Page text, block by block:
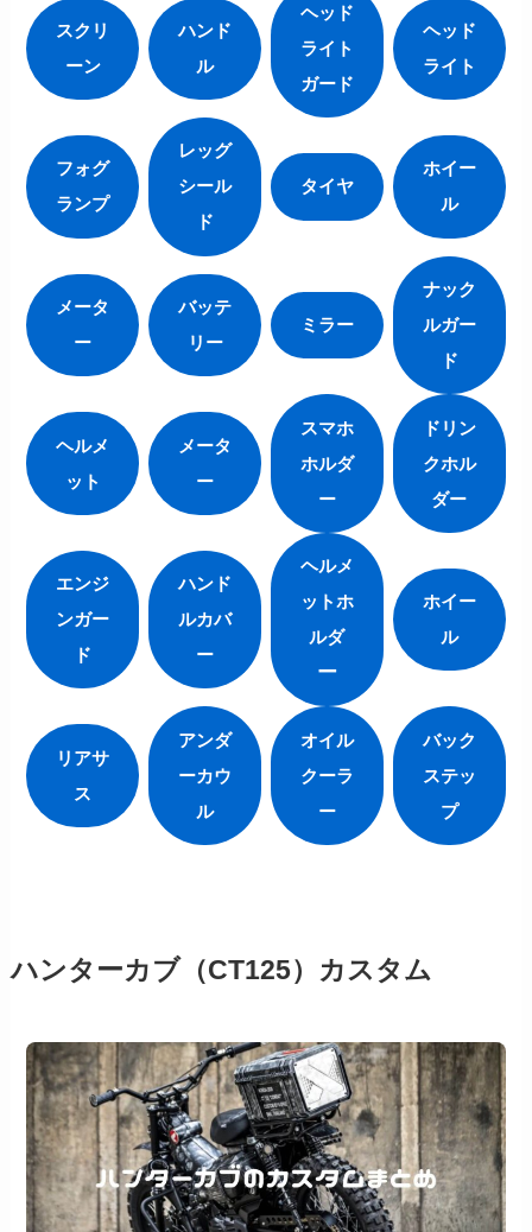
スクリ
ーン
ハンド
ル
ヘッド
ライト
ガード
ヘッド
ライト
フォグ
ランプ
レッグ
シール
ド
タイヤ
ホイー
ル
メータ
ー
バッテ
リー
ミラー
ナック
ルガー
ド
ヘルメ
ット
メータ
ー
スマホ
ホルダ
ー
ドリン
クホル
ダー
エンジ
ンガー
ド
ハンド
ルカバ
ー
ヘルメ
ットホ
ルダ
ー
ホイー
ル
リアサ
ス
アンダ
ーカウ
ル
オイル
クーラ
ー
バック
ステッ
プ
ハンターカブ（CT125）カスタム